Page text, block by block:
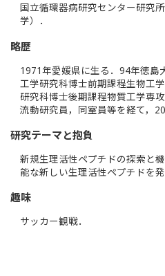
国立循環器病研究センター研究
学）．
略歴
1971年愛媛県に生る．94年徳島
工学研究科博士前期課程生物工
研究科博士後期課程物質工学専
流動研究員，同室員等を経て，
研究テーマと抱負
新規生理活性ペプチドの探索と
能な新しい生理活性ペプチドを発
趣味
サッカー観戦．